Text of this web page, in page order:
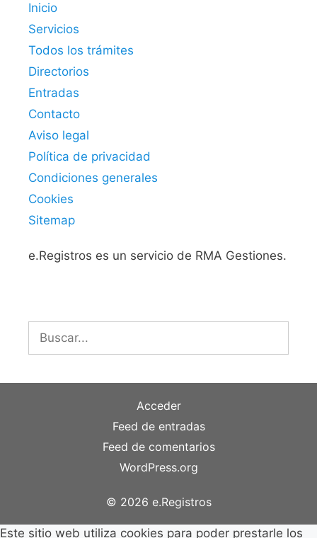
Inicio
Servicios
Todos los trámites
Directorios
Entradas
Contacto
Aviso legal
Política de privacidad
Condiciones generales
Cookies
Sitemap
e.Registros es un servicio de RMA Gestiones.
Buscar:
Acceder
Feed de entradas
Feed de comentarios
WordPress.org
© 2026 e.Registros
Este sitio web utiliza cookies para poder prestarle los